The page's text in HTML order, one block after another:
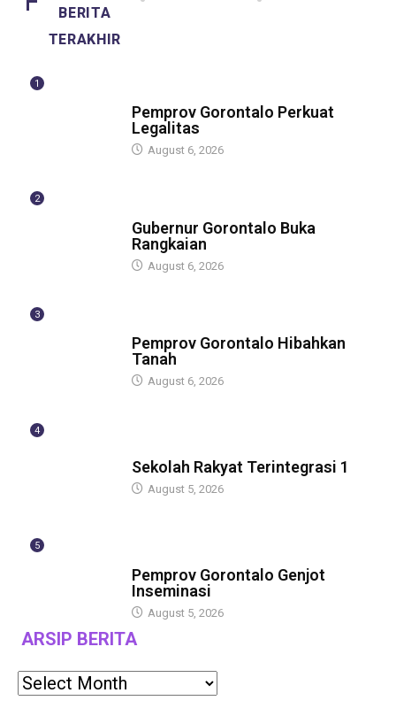
BERITA
TERAKHIR
1
Pemprov Gorontalo Perkuat
Legalitas
August 6, 2026
2
Gubernur Gorontalo Buka
Rangkaian
August 6, 2026
3
Pemprov Gorontalo Hibahkan
Tanah
August 6, 2026
4
Sekolah Rakyat Terintegrasi 1
August 5, 2026
5
Pemprov Gorontalo Genjot
Inseminasi
August 5, 2026
ARSIP BERITA